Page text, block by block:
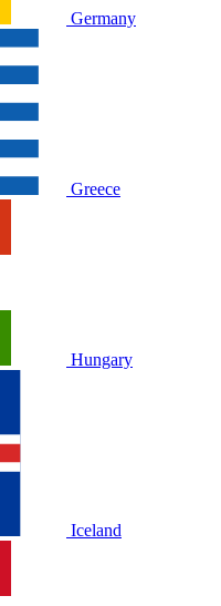
Germany
Greece
Hungary
Iceland